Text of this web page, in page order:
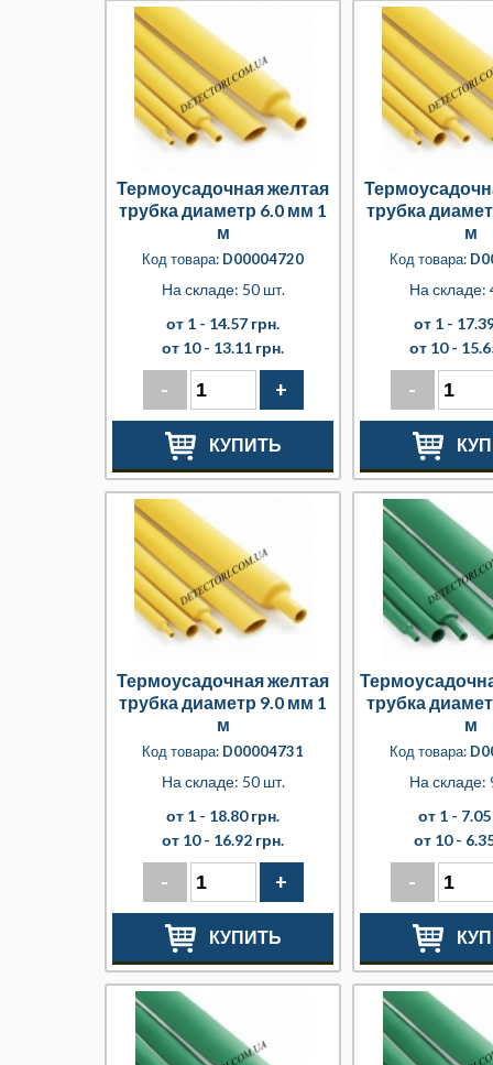
Термоусадочная желтая
трубка диаметр 6.0 мм 1
м
Код товара: D00004720
На складе: 50 шт.
от 1 - 14.57 грн.
от 10 - 13.11 грн.
- +
КУПИТЬ
трубка
м
Код товара:
На складе:
от 1 -
от 10 -
-
Термоусадочная желтая
трубка диаметр 9.0 мм 1
м
Код товара: D00004731
На складе: 50 шт.
от 1 - 18.80 грн.
от 10 - 16.92 грн.
- +
КУПИТЬ
трубка
м
Код товара:
На складе:
от 1 -
от 10 -
-